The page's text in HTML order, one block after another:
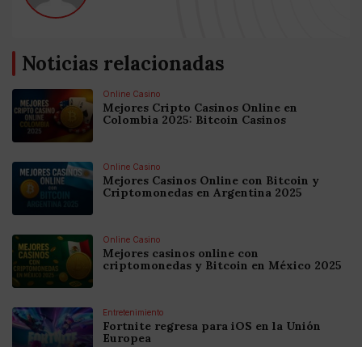
Noticias relacionadas
Online Casino
Mejores Cripto Casinos Online en
Colombia 2025: Bitcoin Casinos
Online Casino
Mejores Casinos Online con Bitcoin y
Criptomonedas en Argentina 2025
Online Casino
Mejores casinos online con
criptomonedas y Bitcoin en México 2025
Entretenimiento
Fortnite regresa para iOS en la Unión
Europea